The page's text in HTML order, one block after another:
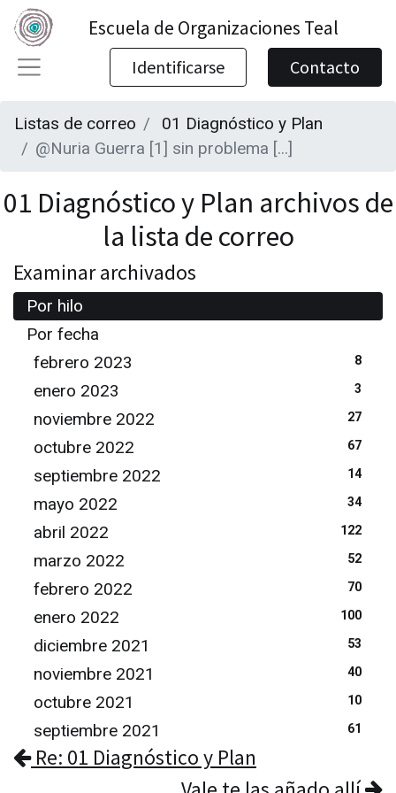
Escuela de Organizaciones Teal
Identificarse Contacto
Listas de correo
01 Diagnóstico y Plan
@Nuria Guerra [1] sin problema [...]
01 Diagnóstico y Plan archivos de
la lista de correo
Examinar archivados
Por hilo
Por fecha
febrero 2023
8
enero 2023 3
noviembre 2022 27
octubre 2022 67
septiembre 2022 14
mayo 2022 34
abril 2022 122
marzo 2022 52
febrero 2022 70
enero 2022 100
diciembre 2021 53
noviembre 2021 40
octubre 2021 10
septiembre 2021 61
Re: 01 Diagnóstico y Plan